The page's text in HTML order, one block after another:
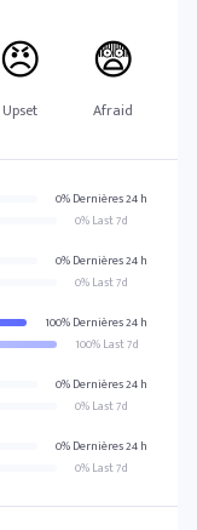
😠
Upset
😨
Afraid
0% Dernières 24 h
0% Last 7d
0% Dernières 24 h
0% Last 7d
100% Dernières 24 h
100% Last 7d
0% Dernières 24 h
0% Last 7d
0% Dernières 24 h
0% Last 7d